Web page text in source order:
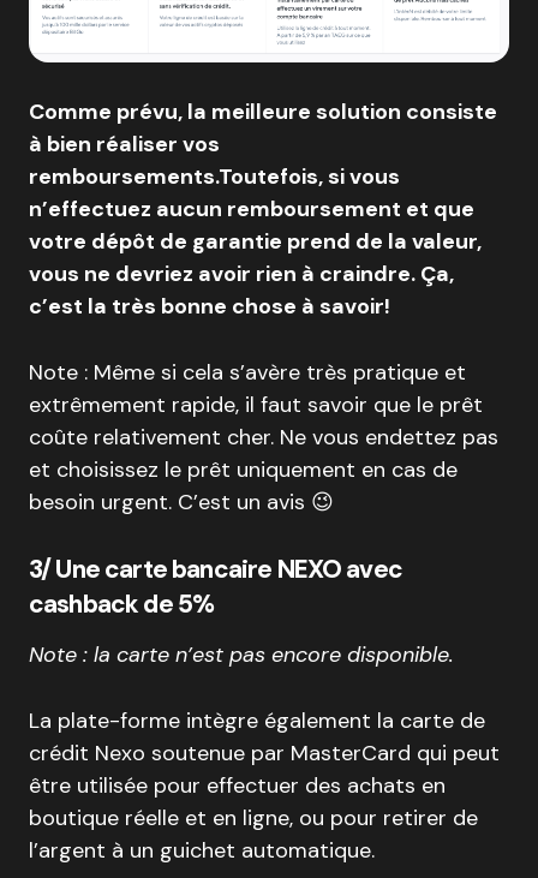
Comme prévu, la meilleure solution consiste
à bien réaliser vos
remboursements.Toutefois, si vous
n’effectuez aucun remboursement et que
votre dépôt de garantie prend de la valeur,
vous ne devriez avoir rien à craindre. Ça,
c’est la très bonne chose à savoir!
Note : Même si cela s’avère très pratique et
extrêmement rapide, il faut savoir que le prêt
coûte relativement cher. Ne vous endettez pas
et choisissez le prêt uniquement en cas de
besoin urgent. C’est un avis 😉
3/ Une carte bancaire NEXO avec
cashback de 5%
Note : la carte n’est pas encore disponible.
La plate-forme intègre également la carte de
crédit Nexo soutenue par MasterCard qui peut
être utilisée pour effectuer des achats en
boutique réelle et en ligne, ou pour retirer de
l’argent à un guichet automatique.